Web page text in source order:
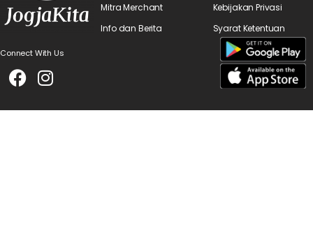
Connect With Us
Mitra Merchant
Info dan Berita
Kebijakan Privasi
Syarat Ketentuan